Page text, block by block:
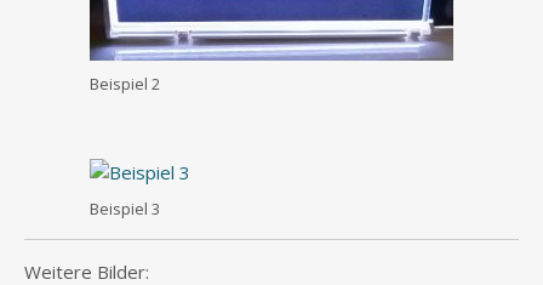
Beispiel 2
Beispiel 3
Weitere Bilder: